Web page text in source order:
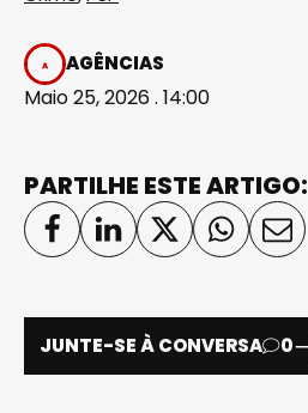
AGÊNCIAS
Maio 25, 2026 . 14:00
PARTILHE ESTE ARTIGO:
JUNTE-SE À CONVERSA 0